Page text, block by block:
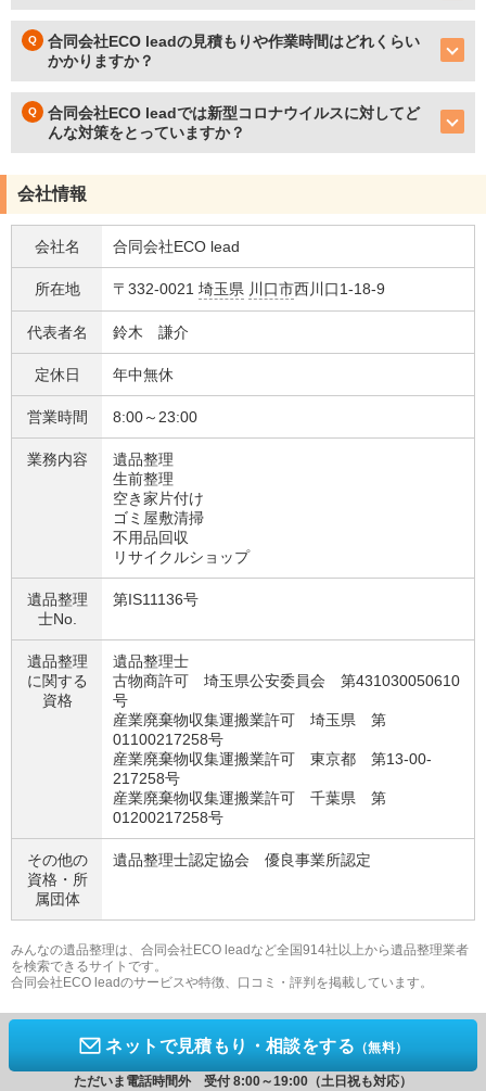
合同会社ECO leadの見積もりや作業時間はどれくらい
かかりますか？
合同会社ECO leadでは新型コロナウイルスに対してど
んな対策をとっていますか？
会社情報
会社名 合同会社ECO lead
所在地 〒332-0021 埼玉県 川口市西川口1-18-9
代表者名 鈴木 謙介
定休日 年中無休
営業時間 8:00～23:00
業務内容
遺品整理
生前整理
空き家片付け
ゴミ屋敷清掃
不用品回収
リサイクルショップ
遺品整理
士No.
第IS11136号
遺品整理
に関する
資格
遺品整理士
古物商許可 埼玉県公安委員会 第431030050610
号
産業廃棄物収集運搬業許可 埼玉県 第
01100217258号
産業廃棄物収集運搬業許可 東京都 第13-00-
217258号
産業廃棄物収集運搬業許可 千葉県 第
01200217258号
その他の
資格・ 所
属団体
遺品整理士認定協会 優良事業所認定
みんなの遺品整理は、合同会社ECO leadなど全国914社以上から遺品整理業者
を検索できるサイトです。
合同会社ECO leadのサービスや特徴、口コミ・評判を掲載しています。
ネットで見積もり・相談をする （無料）
ただいま電話時間外 受付 8:00～19:00（土日祝も対応）